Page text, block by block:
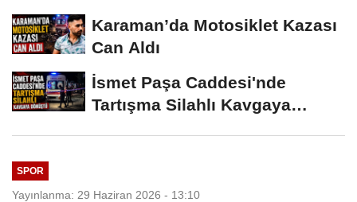
Karaman’da Motosiklet Kazası
Can Aldı
İsmet Paşa Caddesi'nde
Tartışma Silahlı Kavgaya
SPOR
Yayınlanma: 29 Haziran 2026 - 13:10